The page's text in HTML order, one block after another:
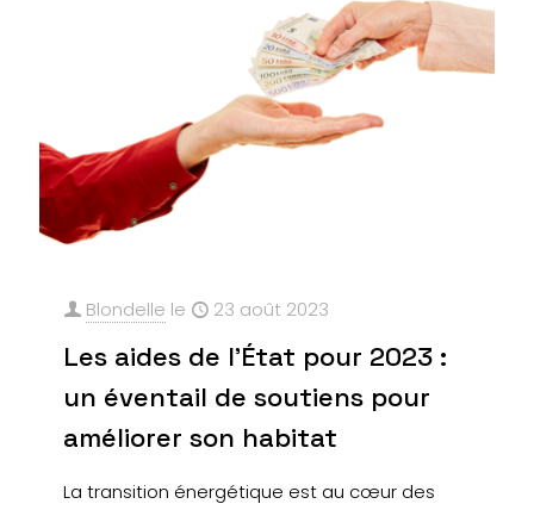
Blondelle le 23 août 2023
Les aides de l’État pour 2023 :
un éventail de soutiens pour
améliorer son habitat
La transition énergétique est au cœur des